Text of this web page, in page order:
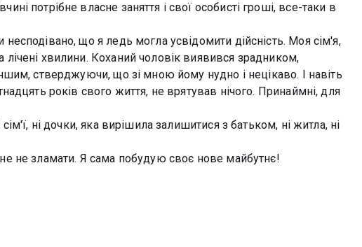
потрібне власне заняття і свої особисті гроші, все-таки в
що я ледь могла усвідомити дійсність. Моя сім'я,
хвилини. Коханий чоловік виявився зрадником,
стверджуючи, що зі мною йому нудно і нецікаво. І навіть
років свого життя, не врятував нічого. Принаймні, для
ні дочки, яка вирішила залишитися з батьком, ні житла, ні
не зламати. Я сама побудую своє нове майбутнє!